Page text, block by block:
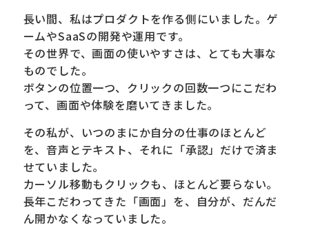
長い間、私はプロダクトを作る側にいました。ゲ
ームやSaaSの開発や運用です。
その世界で、画面の使いやすさは、とても大事な
ものでした。
ボタンの位置一つ、クリックの回数一つにこだわ
って、画面や体験を磨いてきました。
その私が、いつのまにか自分の仕事のほとんど
を、音声とテキスト、それに「承認」だけで済ま
せていました。
カーソル移動もクリックも、ほとんど要らない。
長年こだわってきた「画面」を、自分が、だんだ
ん開かなくなっていました。